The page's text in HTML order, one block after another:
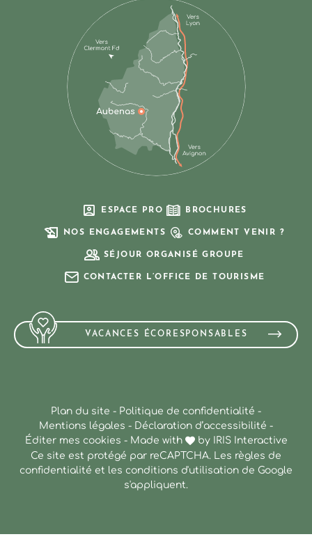
ESPACE PRO BROCHURES
NOS ENGAGEMENTS COMMENT VENIR ?
SÉJOUR ORGANISÉ GROUPE
CONTACTER L’OFFICE DE TOURISME
VACANCES ÉCORESPONSABLES
Plan du site - Politique de confidentialité -
Mentions légales - Déclaration d’accessibilité -
Éditer mes cookies - Made with by
IRIS Interactive
Ce site est protégé par reCAPTCHA. Les règles de
confidentialité et les conditions d'utilisation de Google
s'appliquent.